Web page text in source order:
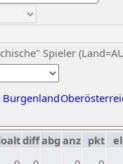
Spieler
Burgenland
diffabg anz pkt